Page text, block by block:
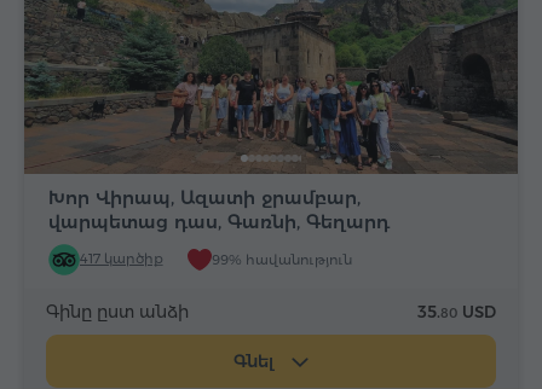
Խոր Վիրապ, Ազատի ջրամբար,
վարպետաց դաս, Գառնի, Գեղարդ
417 կարծիք 99% հավանություն
Գինը ըստ անձի 35.80 USD
Գնել